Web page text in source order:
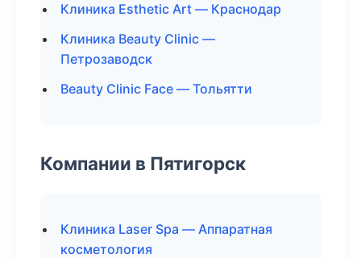
Клиника Esthetic Art — Краснодар
Клиника Beauty Clinic —
Петрозаводск
Beauty Clinic Face — Тольятти
Компании в Пятигорск
Клиника Laser Spa — Аппаратная
косметология